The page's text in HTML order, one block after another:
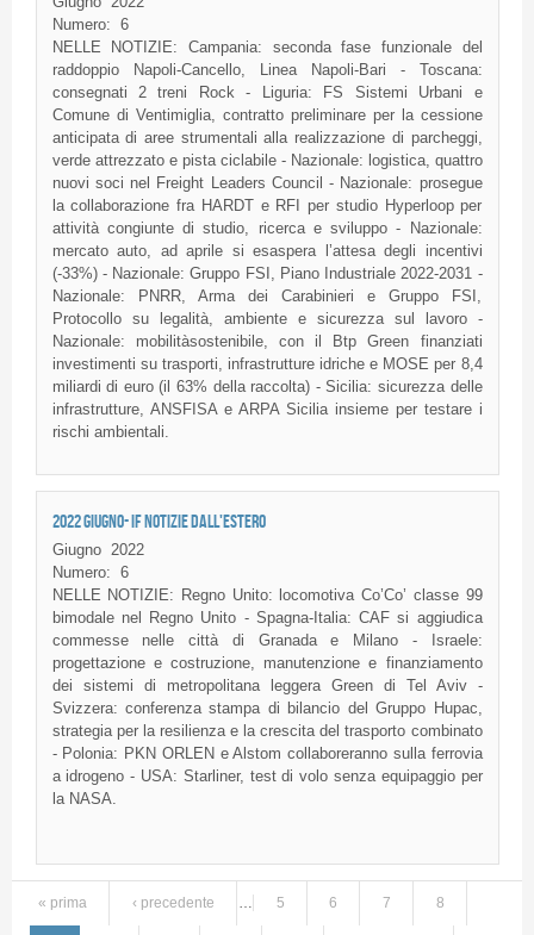
Numero: 6
NELLE NOTIZIE: Campania: seconda fase funzionale del
raddoppio Napoli-Cancello, Linea Napoli-Bari - Toscana:
consegnati 2 treni Rock - Liguria: FS Sistemi Urbani e
Comune di Ventimiglia, contratto preliminare per la cessione
anticipata di aree strumentali alla realizzazione di parcheggi,
verde attrezzato e pista ciclabile - Nazionale: logistica, quattro
nuovi soci nel Freight Leaders Council - Nazionale: prosegue
la collaborazione fra HARDT e RFI per studio Hyperloop per
attività congiunte di studio, ricerca e sviluppo - Nazionale:
mercato auto, ad aprile si esaspera l’attesa degli incentivi
(-33%) - Nazionale: Gruppo FSI, Piano Industriale 2022-2031 -
Nazionale: PNRR, Arma dei Carabinieri e Gruppo FSI,
Protocollo su legalità, ambiente e sicurezza sul lavoro -
Nazionale: mobilitàsostenibile, con il Btp Green finanziati
investimenti su trasporti, infrastrutture idriche e MOSE per 8,4
miliardi di euro (il 63% della raccolta) - Sicilia: sicurezza delle
infrastrutture, ANSFISA e ARPA Sicilia insieme per testare i
rischi ambientali.
2022 GIUGNO- IF NOTIZIE DALL'ESTERO
Giugno
2022
Numero: 6
NELLE NOTIZIE: Regno Unito: locomotiva Co’Co’ classe 99
bimodale nel Regno Unito - Spagna-Italia: CAF si aggiudica
commesse nelle città di Granada e Milano - Israele:
progettazione e costruzione, manutenzione e finanziamento
dei sistemi di metropolitana leggera Green di Tel Aviv -
Svizzera: conferenza stampa di bilancio del Gruppo Hupac,
strategia per la resilienza e la crescita del trasporto combinato
- Polonia: PKN ORLEN e Alstom collaboreranno sulla ferrovia
a idrogeno - USA: Starliner, test di volo senza equipaggio per
la NASA.
Pagine
« prima ‹ precedente … 5 6 7 8